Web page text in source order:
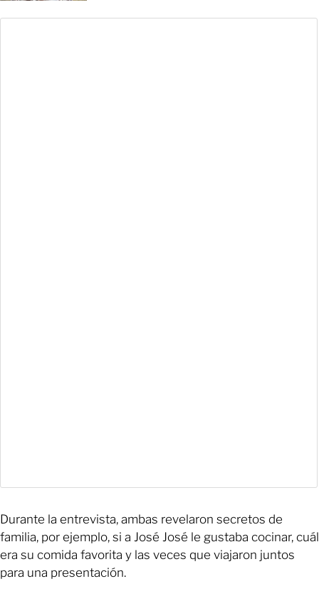
Durante la entrevista, ambas revelaron secretos de
familia, por ejemplo, si a José José le gustaba cocinar, cuál
era su comida favorita y las veces que viajaron juntos
para una presentación.